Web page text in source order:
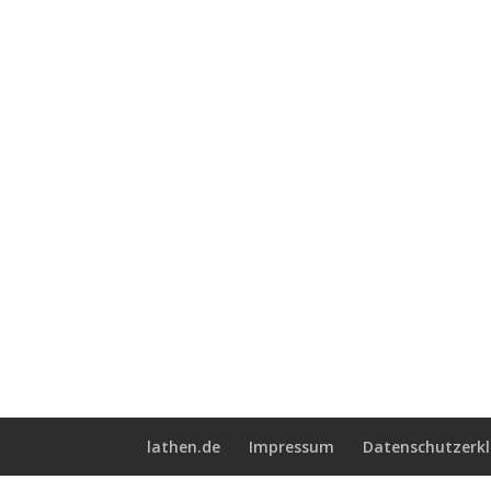
lathen.de Impressum